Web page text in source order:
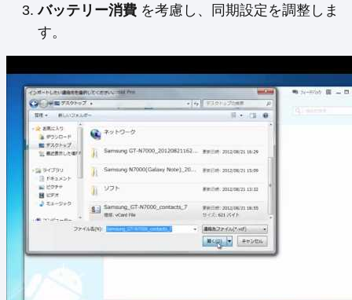
バッテリー消費 を考慮し、同期設定を調整しま
す。